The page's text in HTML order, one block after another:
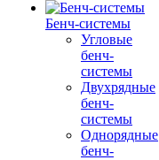
Бенч-системы
Угловые
бенч-
системы
Двухрядные
бенч-
системы
Однорядные
бенч-